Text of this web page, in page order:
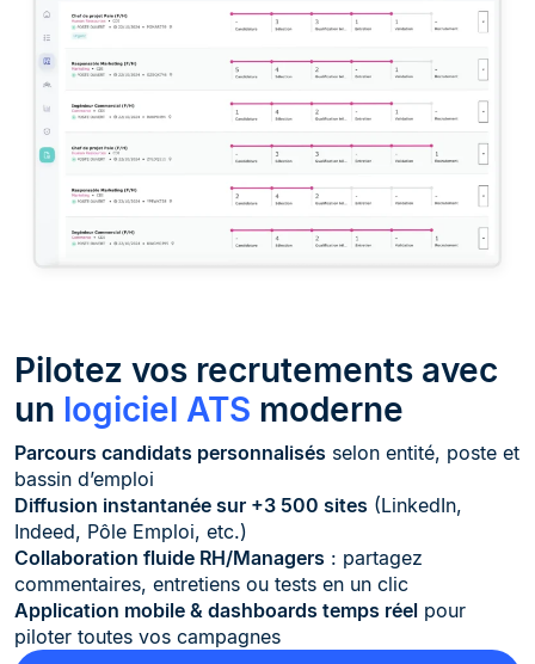
Pilotez vos recrutements avec
un logiciel ATS moderne
Parcours candidats personnalisés selon entité, poste et
bassin d’emploi
Diffusion instantanée sur +3 500 sites (LinkedIn,
Indeed, Pôle Emploi, etc.)
Collaboration fluide RH/Managers : partagez
commentaires, entretiens ou tests en un clic
Application mobile & dashboards temps réel pour
piloter toutes vos campagnes